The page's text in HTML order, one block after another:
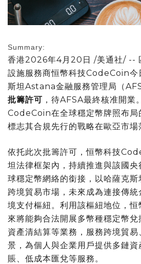
Summary:
香港2026年4月20日 /美通社/ --
設施服務商恒幣科技CodeCoin今
斯坦Astana金融服務管理局（
批籌許可 ，待AFSA最終核准開業
CodeCoin在全球穩定幣牌照布局
標志其合規先行的戰略在歐亞市場
依托此次批籌許可，恒幣科技
坦法律框架內，持續推進與該國
球穩定幣網絡的銜接，以哈薩克
跨境貿易市場，未來成為連接傳
境支付樞紐。利用該樞紐地位，
來將能夠合法開展多幣種穩定幣
資產清結算等業務，服務跨境貿
景，為個人與企業用戶提供多鏈
賬、低成本匯兌等服務。